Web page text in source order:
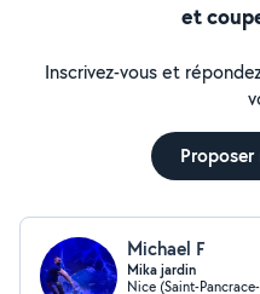
et
Inscrivez-vous et
Proposer
Michael F
Mika jardin
Nice (Saint-